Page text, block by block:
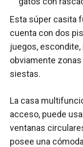
Esta súper casita
cuenta con dos
juegos, escondite,
obviamente
siestas.
La casa
acceso, puede
ventanas
posee una